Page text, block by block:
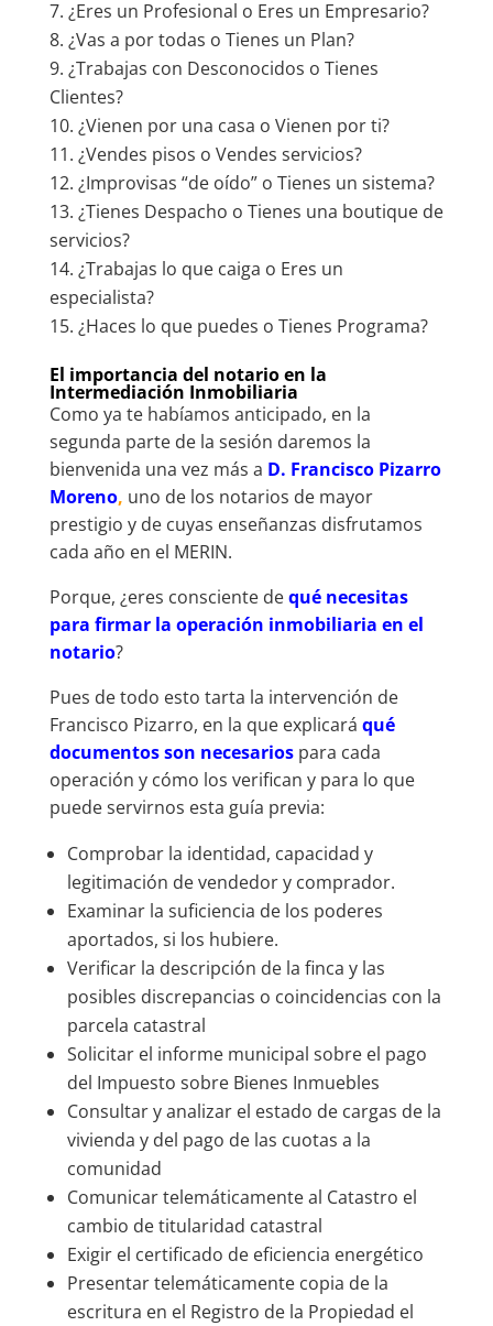
¿Eres un Profesional o Eres un Empresario?
¿Vas a por todas o Tienes un Plan?
¿Trabajas con Desconocidos o Tienes
Clientes?
¿Vienen por una casa o Vienen por ti?
¿Vendes pisos o Vendes servicios?
¿Improvisas “de oído” o Tienes un sistema?
¿Tienes Despacho o Tienes una boutique de
servicios?
¿Trabajas lo que caiga o Eres un
especialista?
¿Haces lo que puedes o Tienes Programa?
El importancia del notario en la
Intermediación Inmobiliaria
Como ya te habíamos anticipado, en la
segunda parte de la sesión daremos la
bienvenida una vez más a D. Francisco Pizarro
Moreno, uno de los notarios de mayor
prestigio y de cuyas enseñanzas disfrutamos
cada año en el MERIN.
Porque, ¿eres consciente dequé necesitas
para firmar la operación inmobiliaria en el
notario?
Pues de todo esto tarta la intervención de
Francisco Pizarro, en la que explicará qué
documentos son necesarios para cada
operación y cómo los verifican y para lo que
puede servirnos esta guía previa:
Comprobar la identidad, capacidad y
legitimación de vendedor y comprador.
Examinar la suficiencia de los poderes
aportados, si los hubiere.
Verificar la descripción de la finca y las
posibles discrepancias o coincidencias con la
parcela catastral
Solicitar el informe municipal sobre el pago
del Impuesto sobre Bienes Inmuebles
Consultar y analizar el estado de cargas de la
vivienda y del pago de las cuotas a la
comunidad
Comunicar telemáticamente al Catastro el
cambio de titularidad catastral
Exigir el certificado de eficiencia energético
Presentar telemáticamente copia de la
escritura en el Registro de la Propiedad el